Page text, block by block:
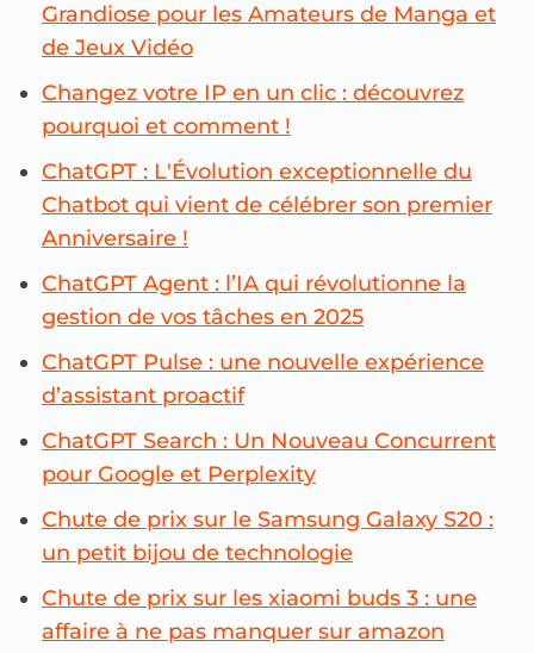
Grandiose pour les Amateurs de Manga et
de Jeux Vidéo
Changez votre IP en un clic : découvrez
pourquoi et comment !
ChatGPT : L'Évolution exceptionnelle du
Chatbot qui vient de célébrer son premier
Anniversaire !
ChatGPT Agent : l’IA qui révolutionne la
gestion de vos tâches en 2025
ChatGPT Pulse : une nouvelle expérience
d’assistant proactif
ChatGPT Search : Un Nouveau Concurrent
pour Google et Perplexity
Chute de prix sur le Samsung Galaxy S20 :
un petit bijou de technologie
Chute de prix sur les xiaomi buds 3 : une
affaire à ne pas manquer sur amazon